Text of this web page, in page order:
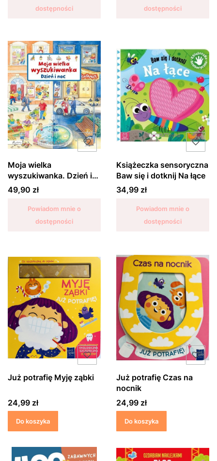
dostępności
dostępności
Moja wielka
wyszukiwanka. Dzień i
noc
Cena
49,90 zł
Powiadom mnie o
dostępności
Książeczka sensoryczna
Baw się i dotknij Na łące
Cena
34,99 zł
Powiadom mnie o
dostępności
Już potrafię Myję ząbki
Cena
24,99 zł
Do koszyka
Już potrafię Czas na
nocnik
Cena
24,99 zł
Do koszyka